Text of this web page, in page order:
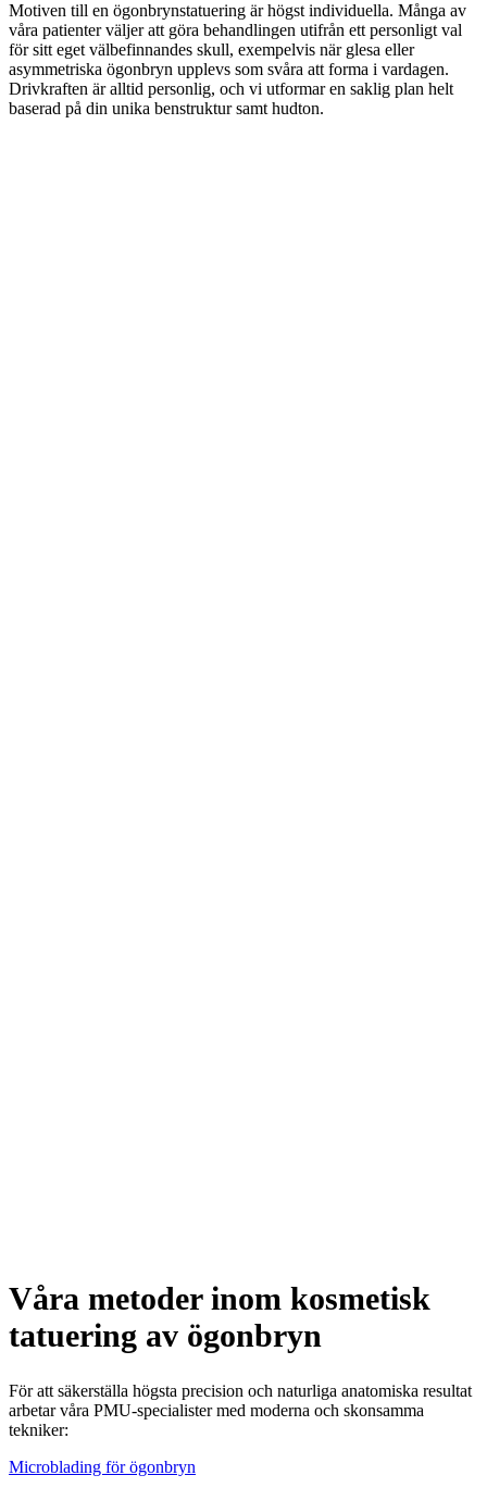
Motiven till en ögonbrynstatuering är högst individuella. Många av
våra patienter väljer att göra behandlingen utifrån ett personligt val
för sitt eget välbefinnandes skull, exempelvis när glesa eller
asymmetriska ögonbryn upplevs som svåra att forma i vardagen.
Drivkraften är alltid personlig, och vi utformar en saklig plan helt
baserad på din unika benstruktur samt hudton.
Våra metoder inom kosmetisk
tatuering av ögonbryn
För att säkerställa högsta precision och naturliga anatomiska resultat
arbetar våra PMU-specialister med moderna och skonsamma
tekniker:
Microblading för ögonbryn